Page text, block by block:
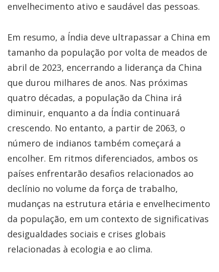
envelhecimento ativo e saudável das pessoas.
Em resumo, a Índia deve ultrapassar a China em
tamanho da população por volta de meados de
abril de 2023, encerrando a liderança da China
que durou milhares de anos. Nas próximas
quatro décadas, a população da China irá
diminuir, enquanto a da Índia continuará
crescendo. No entanto, a partir de 2063, o
número de indianos também começará a
encolher. Em ritmos diferenciados, ambos os
países enfrentarão desafios relacionados ao
declínio no volume da força de trabalho,
mudanças na estrutura etária e envelhecimento
da população, em um contexto de significativas
desigualdades sociais e crises globais
relacionadas à ecologia e ao clima.